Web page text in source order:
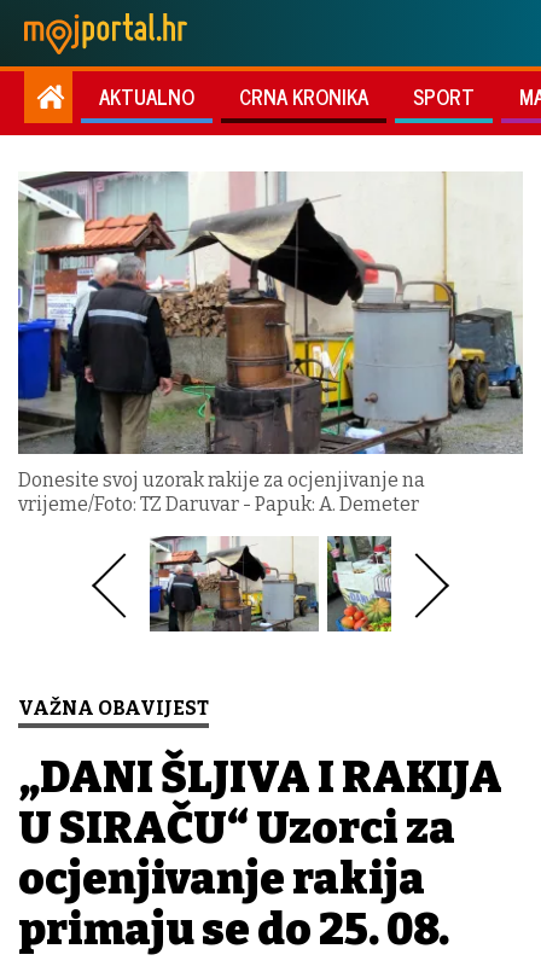
AKTUALNO CRNA KRONIKA SPORT
Donesite svoj uzorak rakije za ocjenjivanje na
vrijeme/Foto: TZ Daruvar - Papuk: A. Demeter
VAŽNA OBAVIJEST
„DANI ŠLJIVA I RAKIJA
U SIRAČU“ Uzorci za
ocjenjivanje rakija
primaju se do 25. 08.